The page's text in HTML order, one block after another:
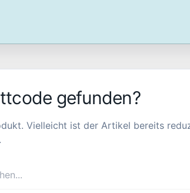
gefunden?
Vielleicht ist der Artikel bereits